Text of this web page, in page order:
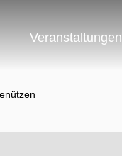
Veranstaltungen